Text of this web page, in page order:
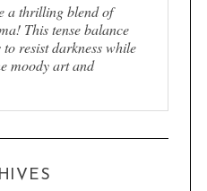
a thrilling blend of
This tense balance
resist darkness while
moody art and